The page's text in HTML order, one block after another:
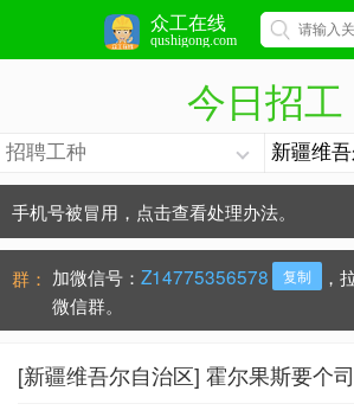
众工在线
qushigong.com
今日招工
手机号被冒用，点击查看处理办法。
防骗常识：学会这些不上当？
群： 加微信号： Z14775356578 复制 ，
微信群。
[新疆维吾尔自治区] 霍尔果斯要个